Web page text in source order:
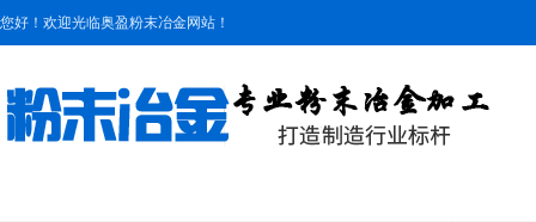
您好！欢迎光临奥盈粉末冶金网站！